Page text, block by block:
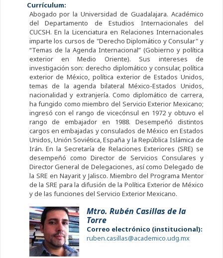
Currículum:
Abogado por la Universidad de Guadalajara. Académico
del Departamento de Estudios Internacionales del
CUCSH. En la Licenciatura en Relaciones Internacionales
imparte los cursos de "Derecho Diplomático y Consular" y
“Temas de la Agenda Internacional” (Gobierno y política
exterior en Medio Oriente). Sus intereses de
investigación son: derecho diplomático y consular, política
exterior de México, política exterior de Estados Unidos,
temas de la agenda bilateral México-Estados Unidos,
nacionalidad y extranjería. Como diplomático de carrera,
ha fungido como miembro del Servicio Exterior Mexicano;
ingresó con el rango de vicecónsul en 1972 y obtuvo el
rango de embajador en 1988. Desempeñó distintos
cargos en embajadas y consulados de México en Estados
Unidos, Unión Soviética, España y la República Islámica de
Irán. En la Secretaría de Relaciones Exteriores (SRE) se
desempeñó como Director de Servicios Consulares y
Director General de Delegaciones, así como Delegado de
la SRE en Nayarit y Jalisco. Miembro del Programa Mentor
de la SRE para la difusión de la Política Exterior de México
y de las funciones del Servicio Exterior Mexicano.
Mtro. Rubén Casillas de la
Torre
Correo electrónico (institucional):
ruben.casillas@academico.udg.mx